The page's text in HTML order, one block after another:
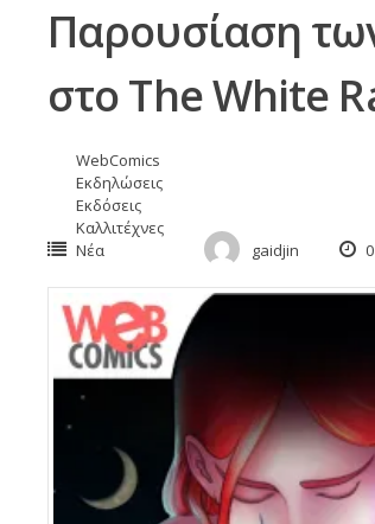
Παρουσίαση
στο The White
WebComics
Εκδηλώσεις
Εκδόσεις
Καλλιτέχνες
Νέα
gaidjin